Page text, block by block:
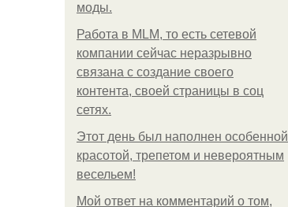
моды.
Работа в MLM, то есть сетевой
компании сейчас неразрывно
связана с создание своего
контента, своей страницы в соц
сетях.
Этот день был наполнен особенной
красотой, трепетом и невероятным
весельем!
Мой ответ на комментарий о том,